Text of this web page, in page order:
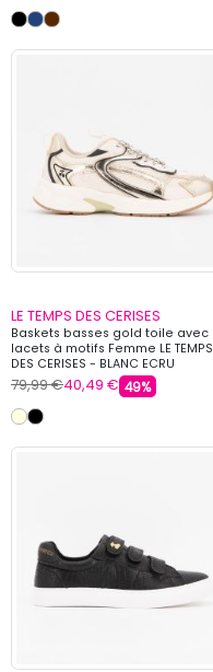
LE TEMPS DES CERISES
Baskets basses gold toile avec
lacets à motifs Femme LE TEMPS
DES CERISES - BLANC ECRU
79,99 €40,49 € 49%